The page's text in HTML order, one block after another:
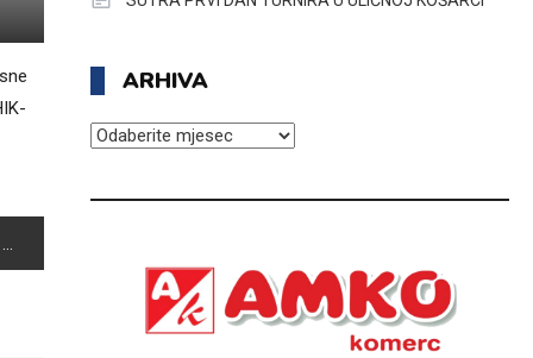
ARHIVA
ARHIVA